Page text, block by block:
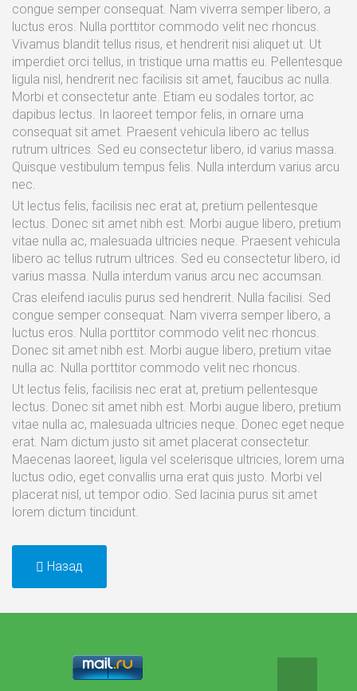
congue semper consequat. Nam viverra semper libero, a
luctus eros. Nulla porttitor commodo velit nec rhoncus.
Vivamus blandit tellus risus, et hendrerit nisi aliquet ut. Ut
imperdiet orci tellus, in tristique urna mattis eu. Pellentesque
ligula nisl, hendrerit nec facilisis sit amet, faucibus ac nulla.
Morbi et consectetur ante. Etiam eu sodales tortor, ac
dapibus lectus. In laoreet tempor felis, in ornare urna
consequat sit amet. Praesent vehicula libero ac tellus
rutrum ultrices. Sed eu consectetur libero, id varius massa.
Quisque vestibulum tempus felis. Nulla interdum varius arcu
nec.
Ut lectus felis, facilisis nec erat at, pretium pellentesque
lectus. Donec sit amet nibh est. Morbi augue libero, pretium
vitae nulla ac, malesuada ultricies neque. Praesent vehicula
libero ac tellus rutrum ultrices. Sed eu consectetur libero, id
varius massa. Nulla interdum varius arcu nec accumsan.
Cras eleifend iaculis purus sed hendrerit. Nulla facilisi. Sed
congue semper consequat. Nam viverra semper libero, a
luctus eros. Nulla porttitor commodo velit nec rhoncus.
Donec sit amet nibh est. Morbi augue libero, pretium vitae
nulla ac. Nulla porttitor commodo velit nec rhoncus.
Ut lectus felis, facilisis nec erat at, pretium pellentesque
lectus. Donec sit amet nibh est. Morbi augue libero, pretium
vitae nulla ac, malesuada ultricies neque. Donec eget neque
erat. Nam dictum justo sit amet placerat consectetur.
Maecenas laoreet, ligula vel scelerisque ultricies, lorem urna
luctus odio, eget convallis urna erat quis justo. Morbi vel
placerat nisl, ut tempor odio. Sed lacinia purus sit amet
lorem dictum tincidunt.
Назад